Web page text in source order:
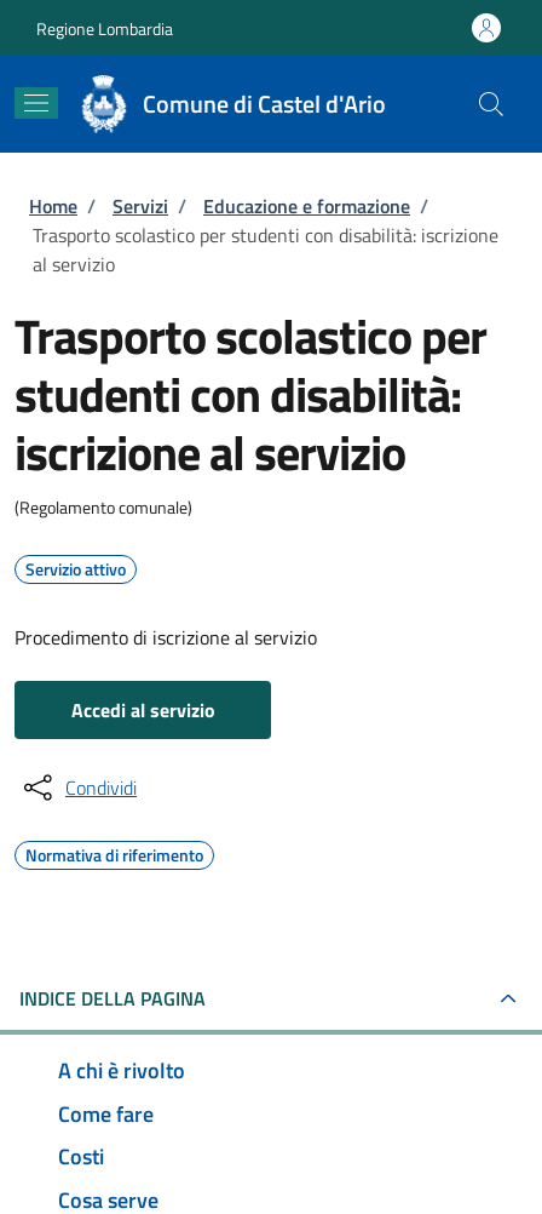
Regione Lombardia
Comune di Castel d'Ario
Briciole di pane
Home / Servizi / Educazione e formazione /
Trasporto scolastico per studenti con disabilità: iscrizione
al servizio
Trasporto scolastico per
studenti con disabilità:
iscrizione al servizio
(Regolamento comunale)
Servizio attivo
Procedimento di iscrizione al servizio
Accedi al servizio
Condividi
Normativa di riferimento
INDICE DELLA PAGINA
A chi è rivolto
Come fare
Costi
Cosa serve